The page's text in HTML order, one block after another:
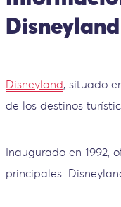
Disneyland, situado
de los destinos
Inaugurado en 1992,
principales: